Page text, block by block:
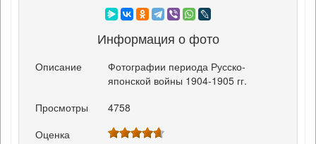
Информация о фото
Описание
Фотографии периода Русско-
японской войны 1904-1905 гг.
Просмотры
4758
Оценка